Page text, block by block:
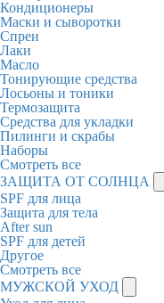
Кондиционеры
Маски и сыворотки
Спреи
Лаки
Масло
Тонирующие средства
Лосьоны и тоники
Термозащита
Средства для укладки
Пилинги и скрабы
Наборы
Смотреть все
ЗАЩИТА ОТ СОЛНЦА
SPF для лица
Защита для тела
After sun
SPF для детей
Другое
Смотреть все
МУЖСКОЙ УХОД